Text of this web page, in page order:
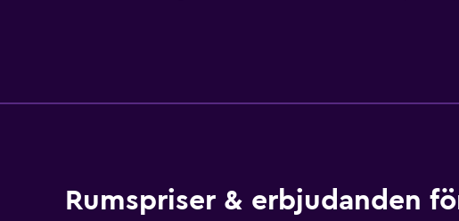
erbjuder sina gäster gratis wi-fi. Boendet tillhandahåller skrivbord,
sängkläder kan fås på begäran. Städning sker dagligen. Här
Rumspriser & erbjudanden